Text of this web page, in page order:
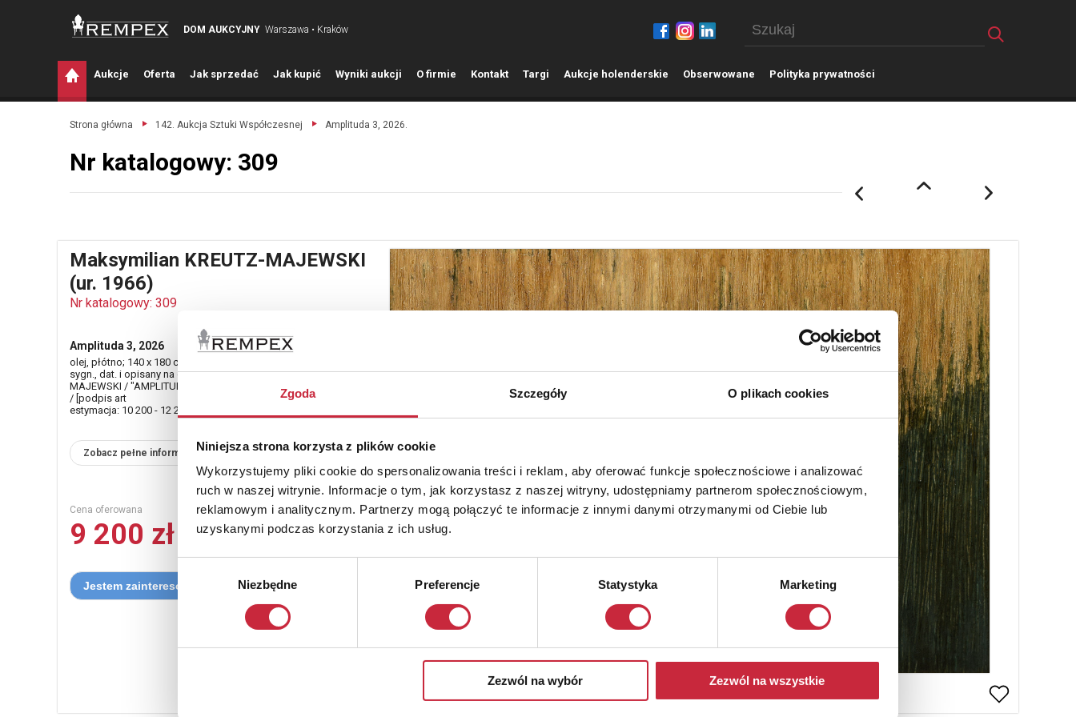
Zgoda Szczegóły O plikach cookies
Niniejsza strona korzysta z plików cookie
Wykorzystujemy pliki cookie do spersonalizowania treści i reklam, aby oferować funkcje społecznościowe i analizować
ruch w naszej witrynie. Informacje o tym, jak korzystasz z naszej witryny, udostępniamy partnerom społecznościowym,
reklamowym i analitycznym. Partnerzy mogą połączyć te informacje z innymi danymi otrzymanymi od Ciebie lub
uzyskanymi podczas korzystania z ich usług.
zgody
Niezbędne Preferencje Statystyka Marketing
Zezwól na wybór Zezwól na wszystkie
DOM AUKCYJNY Warszawa • Kraków
Aukcje Oferta Jak sprzedać Jak kupić Wyniki aukcji O firmie Kontakt Targi Aukcje holenderskie Obserwowane Polityka prywatności
Strona główna 142. Aukcja Sztuki Współczesnej Amplituda 3, 2026.
Nr katalogowy: 309
Maksymilian KREUTZ-MAJEWSKI
(ur. 1966)
Nr katalogowy: 309
Amplituda 3, 2026
olej, płótno; 140 x 180 cm;
sygn., dat. i opisany na odwrocie: MAKSYMILIAN / KREUTZ /
MAJEWSKI / "AMPLITUDA 3" / OLEJ, PŁÓTNO / 140 x 180 / 2026
/ [podpis art
estymacja: 10 200 - 12 200 zł
Zobacz pełne informacje
Cena oferowana
9 200 zł